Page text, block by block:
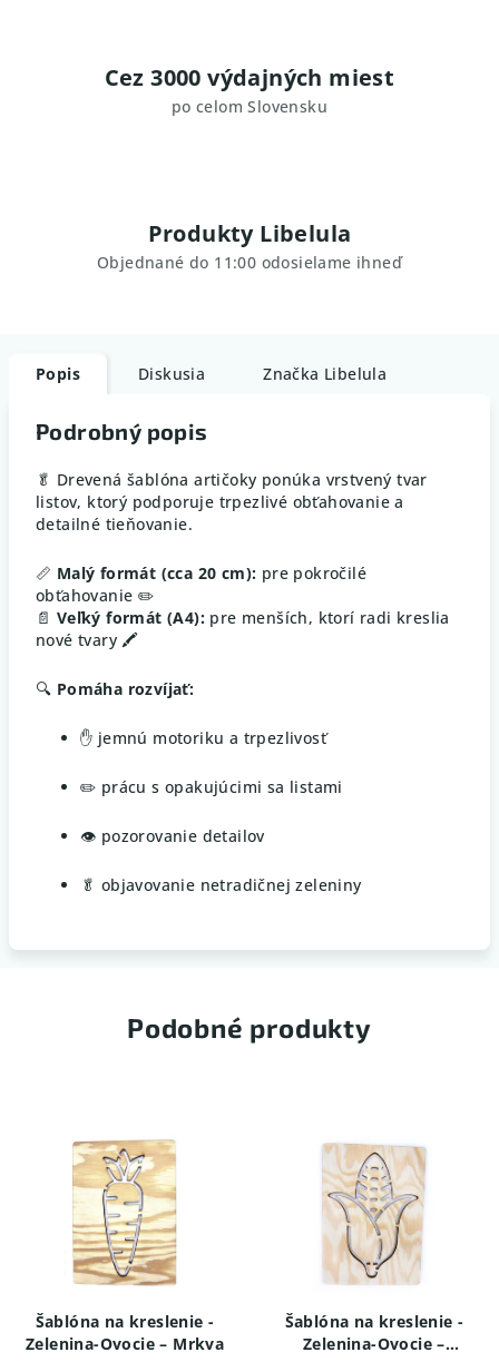
Cez 3000 výdajných miest
po celom Slovensku
Produkty Libelula
Objednané do 11:00 odosielame ihneď
Popis Diskusia Značka Libelula
Podrobný popis
🥬 Drevená šablóna artičoky ponúka vrstvený tvar
listov, ktorý podporuje trpezlivé obťahovanie a
detailné tieňovanie.
📏 Malý formát (cca 20 cm): pre pokročilé
obťahovanie ✏️
📄 Veľký formát (A4): pre menších, ktorí radi kreslia
nové tvary 🖍️
🔍 Pomáha rozvíjať:
✋ jemnú motoriku a trpezlivosť
✏️ prácu s opakujúcimi sa listami
👁️ pozorovanie detailov
🥬 objavovanie netradičnej zeleniny
Podobné produkty
Šablóna na kreslenie -
Zelenina-Ovocie – Mrkva
Šablóna na kreslenie -
Zelenina-Ovocie –